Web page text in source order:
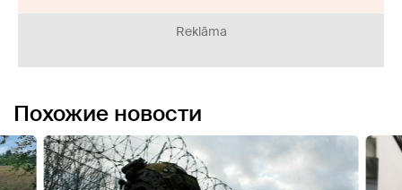
Reklāma
Похожие новости